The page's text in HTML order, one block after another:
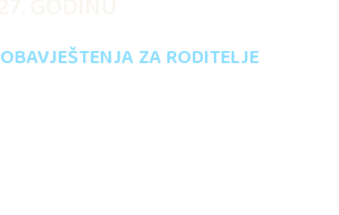
OBAVJEŠTENJA ZA RODITELJE